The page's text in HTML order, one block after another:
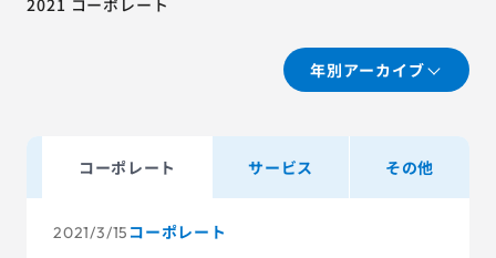
AGESTの強み
セミナー・イベント
2021 コーポレート
年別アーカイブ
コーポレート サービス その他
2021/3/15 コーポレート